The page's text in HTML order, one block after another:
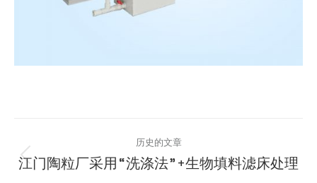
章
历史的文章
历
江门陶粒厂采用“洗涤法”+生物填料滤床处理